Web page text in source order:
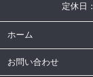
定休日：
ホーム
お問い合わせ